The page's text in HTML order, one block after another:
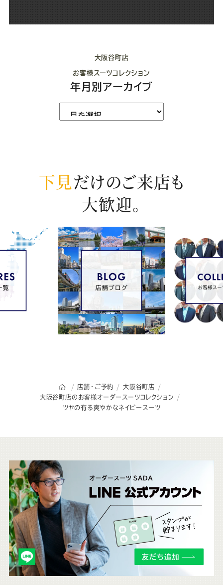
大阪谷町店
お客様スーツコレクション
年月別アーカイブ
下見だけのご来店も
大歓迎。
オーダースーツSADAのトップページ
店舗・ご予約
大阪谷町店
大阪谷町店のお客様オーダースーツコレクション
ツヤの有る爽やかなネイビースーツ
こ
ち
ら
も
チ
ェ